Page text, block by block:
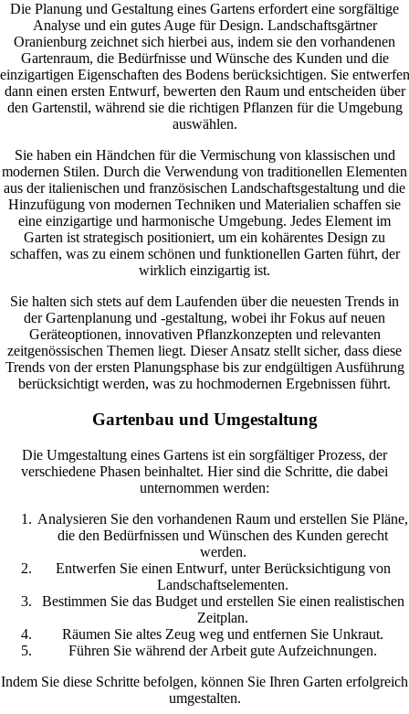
Die Planung und Gestaltung eines Gartens erfordert eine sorgfältige
Analyse und ein gutes Auge für Design. Landschaftsgärtner
Oranienburg zeichnet sich hierbei aus, indem sie den vorhandenen
Gartenraum, die Bedürfnisse und Wünsche des Kunden und die
einzigartigen Eigenschaften des Bodens berücksichtigen. Sie entwerfen
dann einen ersten Entwurf, bewerten den Raum und entscheiden über
den Gartenstil, während sie die richtigen Pflanzen für die Umgebung
auswählen.
Sie haben ein Händchen für die Vermischung von klassischen und
modernen Stilen. Durch die Verwendung von traditionellen Elementen
aus der italienischen und französischen Landschaftsgestaltung und die
Hinzufügung von modernen Techniken und Materialien schaffen sie
eine einzigartige und harmonische Umgebung. Jedes Element im
Garten ist strategisch positioniert, um ein kohärentes Design zu
schaffen, was zu einem schönen und funktionellen Garten führt, der
wirklich einzigartig ist.
Sie halten sich stets auf dem Laufenden über die neuesten Trends in
der Gartenplanung und -gestaltung, wobei ihr Fokus auf neuen
Geräteoptionen, innovativen Pflanzkonzepten und relevanten
zeitgenössischen Themen liegt. Dieser Ansatz stellt sicher, dass diese
Trends von der ersten Planungsphase bis zur endgültigen Ausführung
berücksichtigt werden, was zu hochmodernen Ergebnissen führt.
Gartenbau und Umgestaltung
Die Umgestaltung eines Gartens ist ein sorgfältiger Prozess, der
verschiedene Phasen beinhaltet. Hier sind die Schritte, die dabei
unternommen werden:
Analysieren Sie den vorhandenen Raum und erstellen Sie Pläne,
die den Bedürfnissen und Wünschen des Kunden gerecht
werden.
Entwerfen Sie einen Entwurf, unter Berücksichtigung von
Landschaftselementen.
Bestimmen Sie das Budget und erstellen Sie einen realistischen
Zeitplan.
Räumen Sie altes Zeug weg und entfernen Sie Unkraut.
Führen Sie während der Arbeit gute Aufzeichnungen.
Indem Sie diese Schritte befolgen, können Sie Ihren Garten erfolgreich
umgestalten.